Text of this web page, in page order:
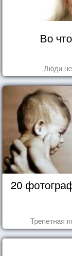
Во
Люди
20
Трепетная